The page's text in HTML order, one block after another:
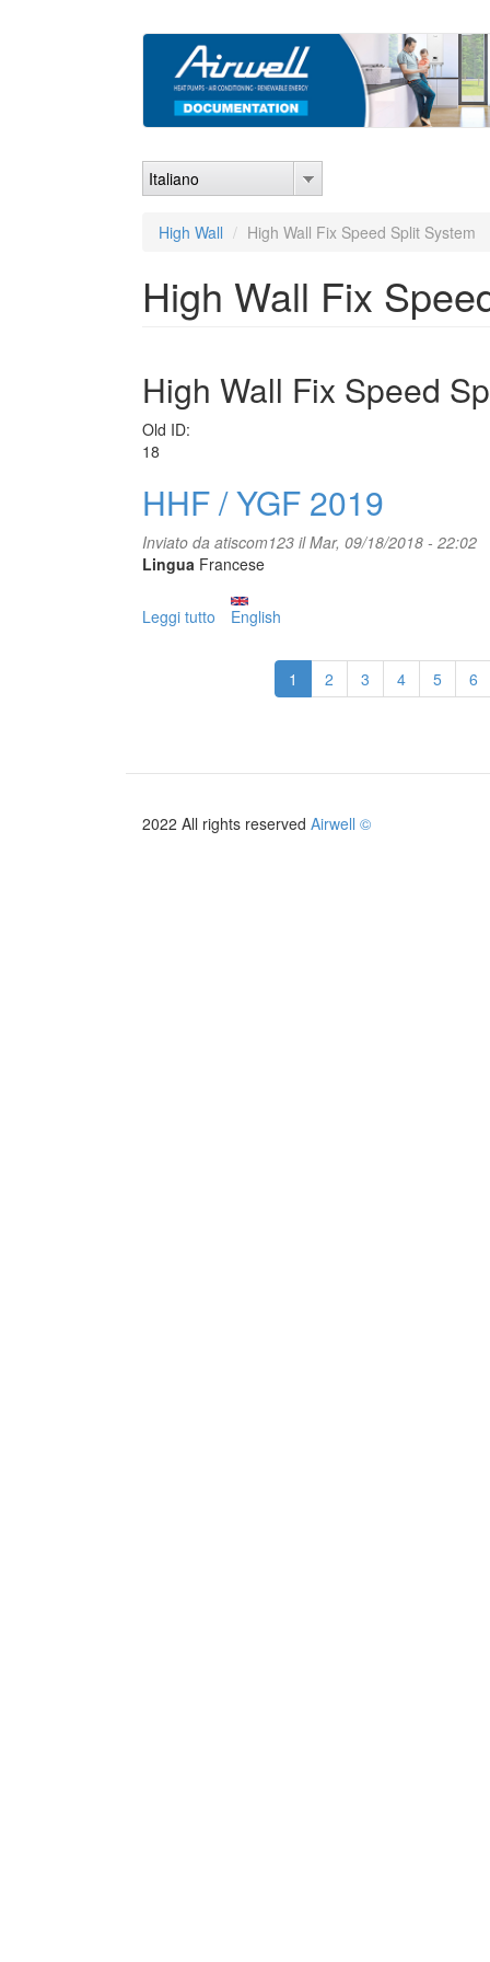
Italiano
High Wall High Wall Fix Speed Split System
High Wall Fix
High Wall Fix Speed
Old ID:
18
HHF / YGF 2019
Inviato da atiscom123 il Mar, 09/18/2018 - 22:02
Lingua Francese
Leggi tutto English
1 2 3 4 5 6
2022 All rights reserved Airwell ©